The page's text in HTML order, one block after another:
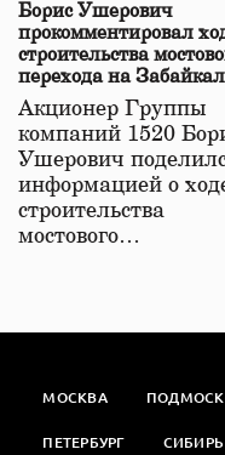
Борис Ушерович
прокомментировал
строительства
перехода на
железной дороге
Акционер Группы
компаний 1520
Ушерович
информацией о
строительства
мостового…
МОСКВА
ПЕТЕРБУРГ СИБИРЬ